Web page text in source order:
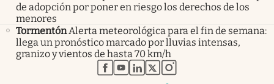
de adopción por poner en riesgo los derechos de los
menores
TormentónAlerta meteorológica para el fin de semana:
llega un pronóstico marcado por lluvias intensas,
granizo y vientos de hasta 70 km/h
abre en nueva pestaña
abre en nueva pestaña
abre en nueva pestaña
abre en nueva pestaña
abre en nueva pestaña